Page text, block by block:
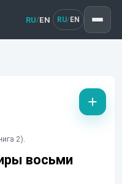
RU/EN RU/ EN
2).
восьми